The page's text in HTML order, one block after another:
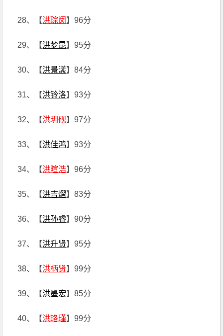
28、【洪琮闵 】96分
29、【洪梦昆】95分
30、【洪景漾】84分
31、【洪铃洛】93分
32、【洪玥砚】97分
33、【洪佳鸿】93分
34、【洪暄浩】96分
35、【洪吉熠】83分
36、【洪孙睿】90分
37、【洪升贤】95分
38、【洪柄贤】99分
39、【洪墨宏】85分
40、【洪珞瑾】99分